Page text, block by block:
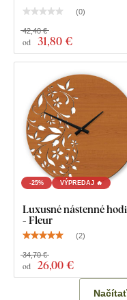
Čierne oceľové
Návod na montáž
(0)
od 31,80 €
42,40 €
-25% VÝPREDAJ 🔥
Luxusné nástenné
- Fleur
(2)
od 26,00 €
34,70 €